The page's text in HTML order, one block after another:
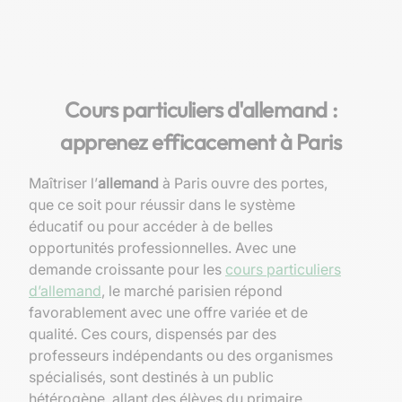
Cours particuliers d'allemand :
apprenez efficacement à Paris
Maîtriser l’allemand à Paris ouvre des portes,
que ce soit pour réussir dans le système
éducatif ou pour accéder à de belles
opportunités professionnelles. Avec une
demande croissante pour les cours particuliers
d’allemand, le marché parisien répond
favorablement avec une offre variée et de
qualité. Ces cours, dispensés par des
professeurs indépendants ou des organismes
spécialisés, sont destinés à un public
hétérogène, allant des élèves du primaire